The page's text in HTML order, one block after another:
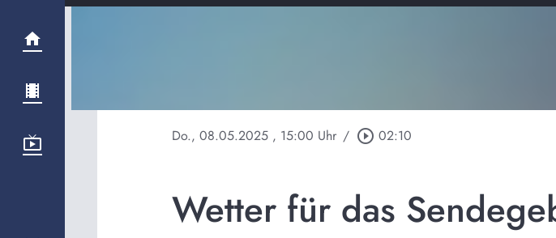
Do., 08.05.2025 , 15:00 Uhr / play_circle_outline 02:10
Wetter für das